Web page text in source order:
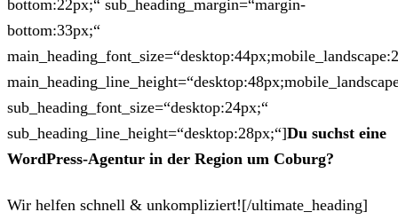
bottom:22px;“ sub_heading_margin=“margin-
bottom:33px;“
sub_heading_font_size=“desktop:24px;“
sub_heading_line_height=“desktop:28px;“]Du suchst eine
WordPress-Agentur in der Region um Coburg?
Wir helfen schnell & unkompliziert![/ultimate_heading]